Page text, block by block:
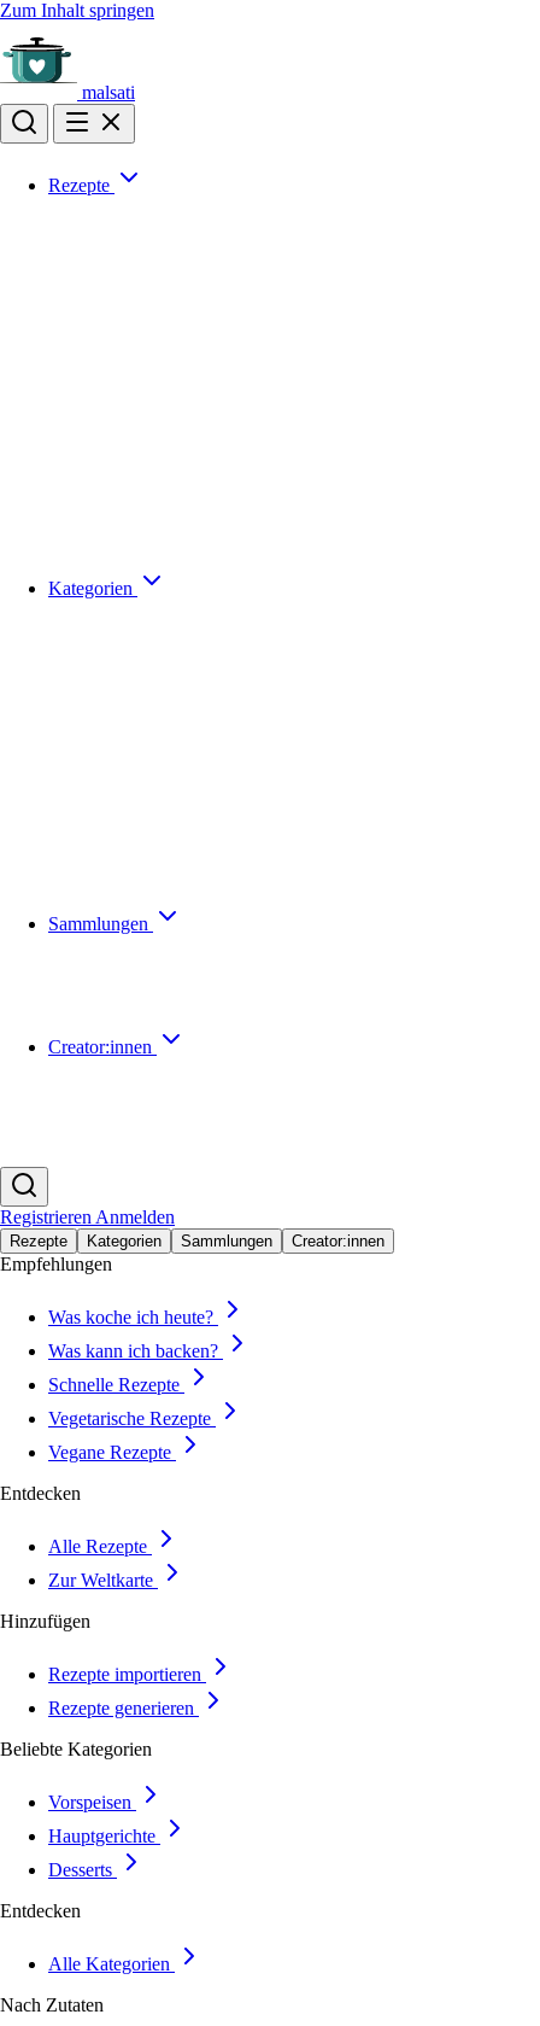
Zum Inhalt springen
malsati
Rezepte
Kategorien
Sammlungen
Creator:innen
Registrieren Anmelden
Rezepte Kategorien Sammlungen Creator:innen
Empfehlungen
Was koche ich heute?
Was kann ich backen?
Schnelle Rezepte
Vegetarische Rezepte
Vegane Rezepte
Entdecken
Alle Rezepte
Zur Weltkarte
Hinzufügen
Rezepte importieren
Rezepte generieren
Beliebte Kategorien
Vorspeisen
Hauptgerichte
Desserts
Entdecken
Alle Kategorien
Nach Zutaten